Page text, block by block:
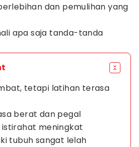
dan pemulihan yang
apa saja tanda-tanda
tetapi latihan terasa
berat dan pegal
istirahat meningkat
tubuh sangat lelah